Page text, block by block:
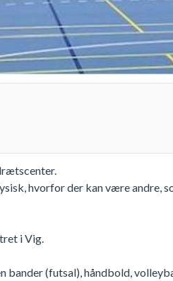
hvorfor der kan være andre,
i Vig.
bander (futsal), håndbold,